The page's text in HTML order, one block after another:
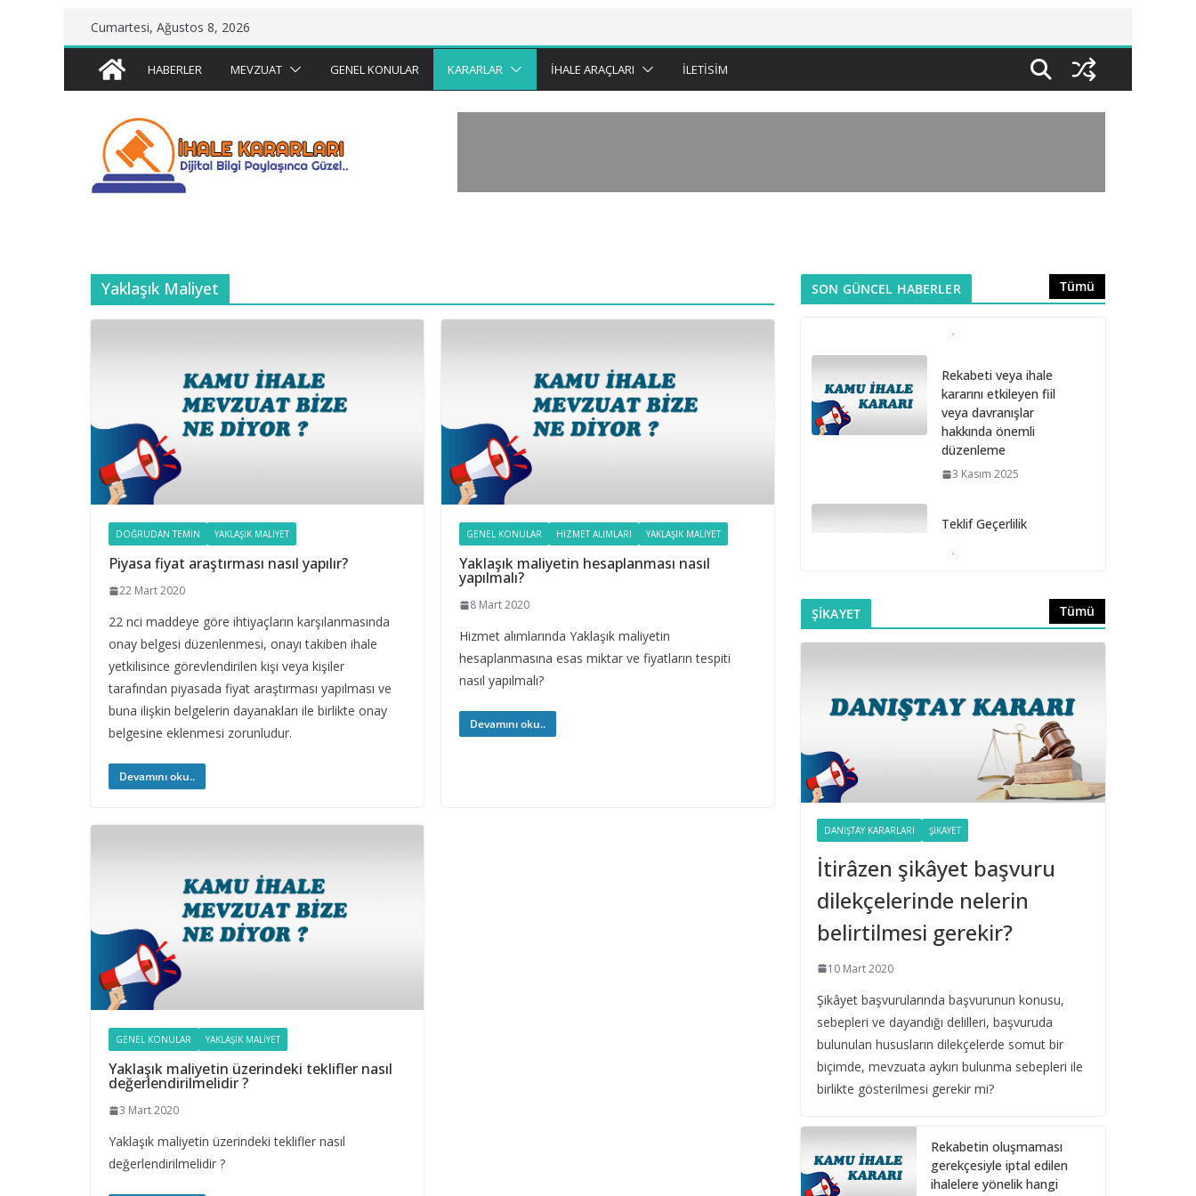
to
content
Cumartesi, Ağustos 8, 2026
HABERLER MEVZUAT GENEL KONULAR KARARLAR İHALE ARAÇLARI İLETISIM
Yaklaşık Maliyet
DOĞRUDAN TEMIN YAKLAŞIK MALIYET
Piyasa fiyat araştırması nasıl yapılır?
22 Mart 2020
22 nci maddeye göre ihtiyaçların karşılanmasında
onay belgesi düzenlenmesi, onayı takiben ihale
yetkilisince görevlendirilen kişi veya kişiler
tarafından piyasada fiyat araştırması yapılması ve
buna ilişkin belgelerin dayanakları ile birlikte onay
belgesine eklenmesi zorunludur.
Devamını oku..
GENEL KONULAR HIZMET ALIMLARI YAKLAŞIK MALIYET
Yaklaşık maliyetin hesaplanması nasıl
yapılmalı?
8 Mart 2020
Hizmet alımlarında Yaklaşık maliyetin
hesaplanmasına esas miktar ve fiyatların tespiti
nasıl yapılmalı?
Devamını oku..
GENEL KONULAR YAKLAŞIK MALIYET
Yaklaşık maliyetin üzerindeki teklifler nasıl
değerlendirilmelidir ?
3 Mart 2020
Yaklaşık maliyetin üzerindeki teklifler nasıl
değerlendirilmelidir ?
SON GÜNCEL HABERLER Tümü
Rekabeti veya ihale
kararını etkileyen fiil
veya davranışlar
hakkında önemli
düzenleme
3 Kasım 2025
Teklif Geçerlilik
Davet Süresi İçinde
Komisyonunun
Kurulmaması
16 Eylül 2025
Belediye Şirketleri Bağış
Toplayabilir mi?
16 Eylül 2025
Taşıt Kiralama
İhalesinde Damga
Vergisi Oranının Hatalı
Belirlenmesi
Yıl Boyunca Yapılan
Alımların 3 (g) İstisna
Limitinin Aşılması
16 Eylül 2025
Yaklaşık Maliyetin
Güncellenmesi ve Sınır
Değer Hesabı
ŞİKAYET Tümü
DANIŞTAY KARARLARI ŞIKAYET
İtirâzen şikâyet başvuru
dilekçelerinde nelerin
belirtilmesi gerekir?
10 Mart 2020
Şikâyet başvurularında başvurunun konusu,
sebepleri ve dayandığı delilleri, başvuruda
bulunulan hususların dilekçelerde somut bir
biçimde, mevzuata aykırı bulunma sebepleri ile
birlikte gösterilmesi gerekir mi?
Rekabetin oluşmaması
gerekçesiyle iptal edilen
ihalelere yönelik hangi